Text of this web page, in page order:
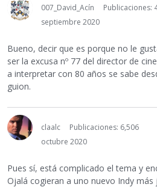
007_David_Acín
Publicaciones:
septiembre 2020
Bueno, decir que es porque no le
ser la excusa nº 77 del director de
a interpretar con 80 años se sabe
guion.
claalc
Publicaciones: 6,506
octubre 2020
Pues sí, está complicado el tema y
Ojalá cogieran a uno nuevo Indy más